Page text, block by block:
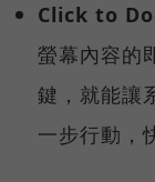
Click to Do
螢幕內容的
鍵，就能讓
一步行動，